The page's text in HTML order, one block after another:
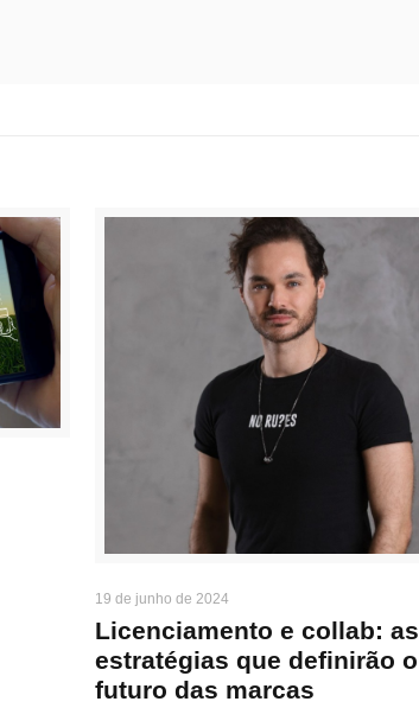
19 de junho de 2024
Licenciamento e collab: as
estratégias que definirão o
futuro das marcas